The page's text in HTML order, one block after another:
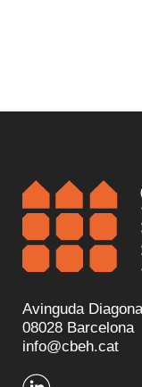
Avinguda
08028 Barcelona
info@cbeh.cat